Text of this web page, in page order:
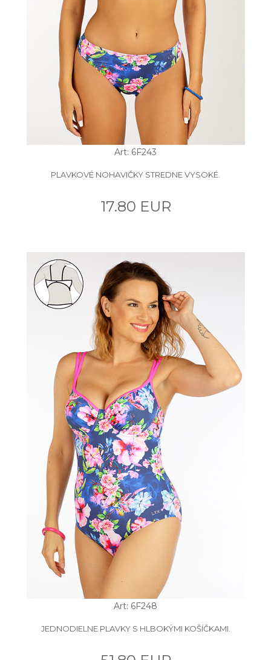
Art: 6F243
PLAVKOVÉ NOHAVIČKY STREDNE VYSOKÉ.
17.80 EUR
Art: 6F248
JEDNODIELNE PLAVKY S HLBOKÝMI KOŠÍČKAMI.